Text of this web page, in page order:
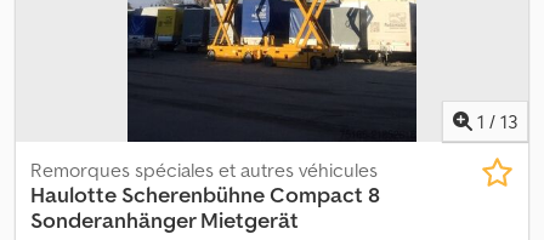
1 / 13
Remorques spéciales et autres véhicules
Haulotte Scherenbühne Compact 8
Sonderanhänger Mietgerät